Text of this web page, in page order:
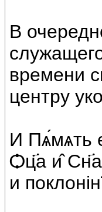
В
времени
центру
И Пѧ́мѧть
Ѻц҃а и̂
и